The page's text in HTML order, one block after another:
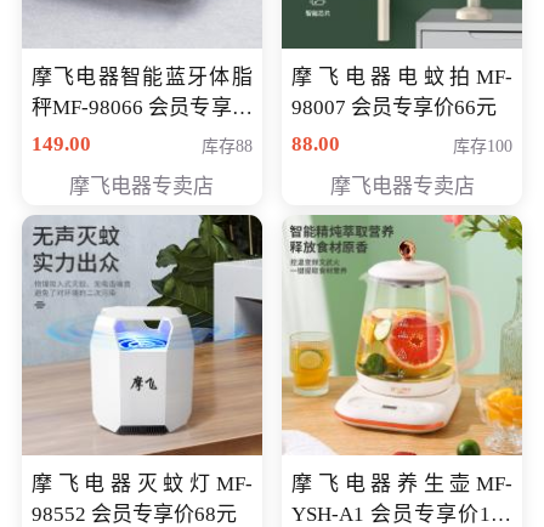
摩飞电器智能蓝牙体脂
秤MF-98066 会员专享价
98元
149.00 库存88
摩飞电器专卖店
摩飞电器电蚊拍MF-
98007 会员专享价66元
88.00
库存100
摩飞电器专卖店
摩飞电器灭蚊灯MF-
98552 会员专享价68元
摩飞电器养生壶MF-
YSH-A1 会员专享价198